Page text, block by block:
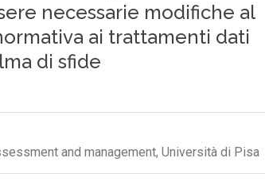
necessarie modifiche al
ai trattamenti dati
di sfide
and management, Università di Pisa